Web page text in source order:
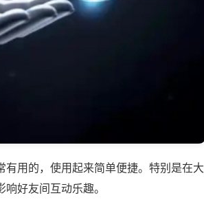
用的，使用起来简单便捷。特别是在大
好友间互动乐趣。